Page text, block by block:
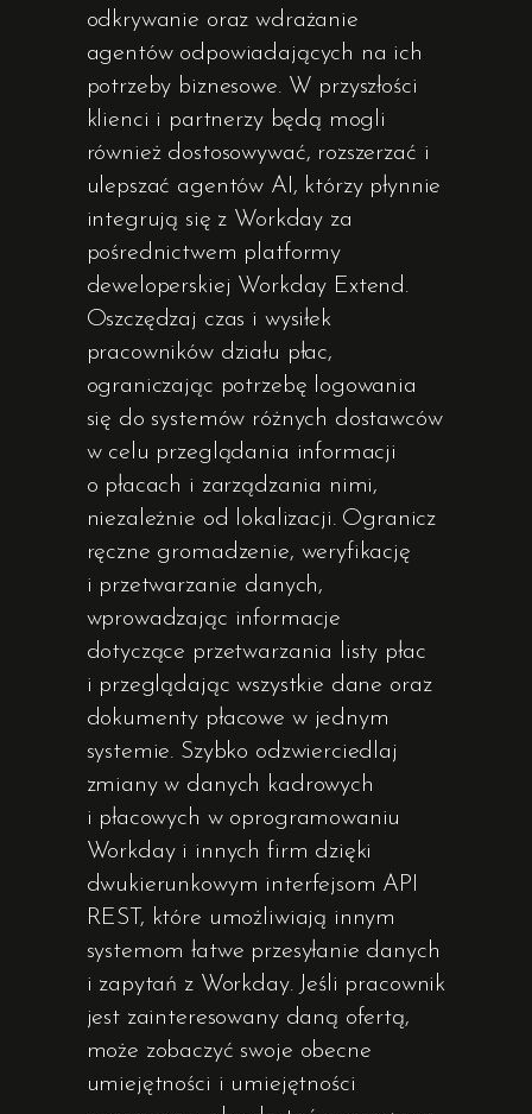
odkrywanie oraz wdrażanie
agentów odpowiadających na ich
potrzeby biznesowe. W przyszłości
klienci i partnerzy będą mogli
również dostosowywać, rozszerzać i
ulepszać agentów AI, którzy płynnie
integrują się z Workday za
pośrednictwem platformy
deweloperskiej Workday Extend.
Oszczędzaj czas i wysiłek
pracowników działu płac,
ograniczając potrzebę logowania
się do systemów różnych dostawców
w celu przeglądania informacji
o płacach i zarządzania nimi,
niezależnie od lokalizacji. Ogranicz
ręczne gromadzenie, weryfikację
i przetwarzanie danych,
wprowadzając informacje
dotyczące przetwarzania listy płac
i przeglądając wszystkie dane oraz
dokumenty płacowe w jednym
systemie. Szybko odzwierciedlaj
zmiany w danych kadrowych
i płacowych w oprogramowaniu
Workday i innych firm dzięki
dwukierunkowym interfejsom API
REST, które umożliwiają innym
systemom łatwe przesyłanie danych
i zapytań z Workday. Jeśli pracownik
jest zainteresowany daną ofertą,
może zobaczyć swoje obecne
umiejętności i umiejętności